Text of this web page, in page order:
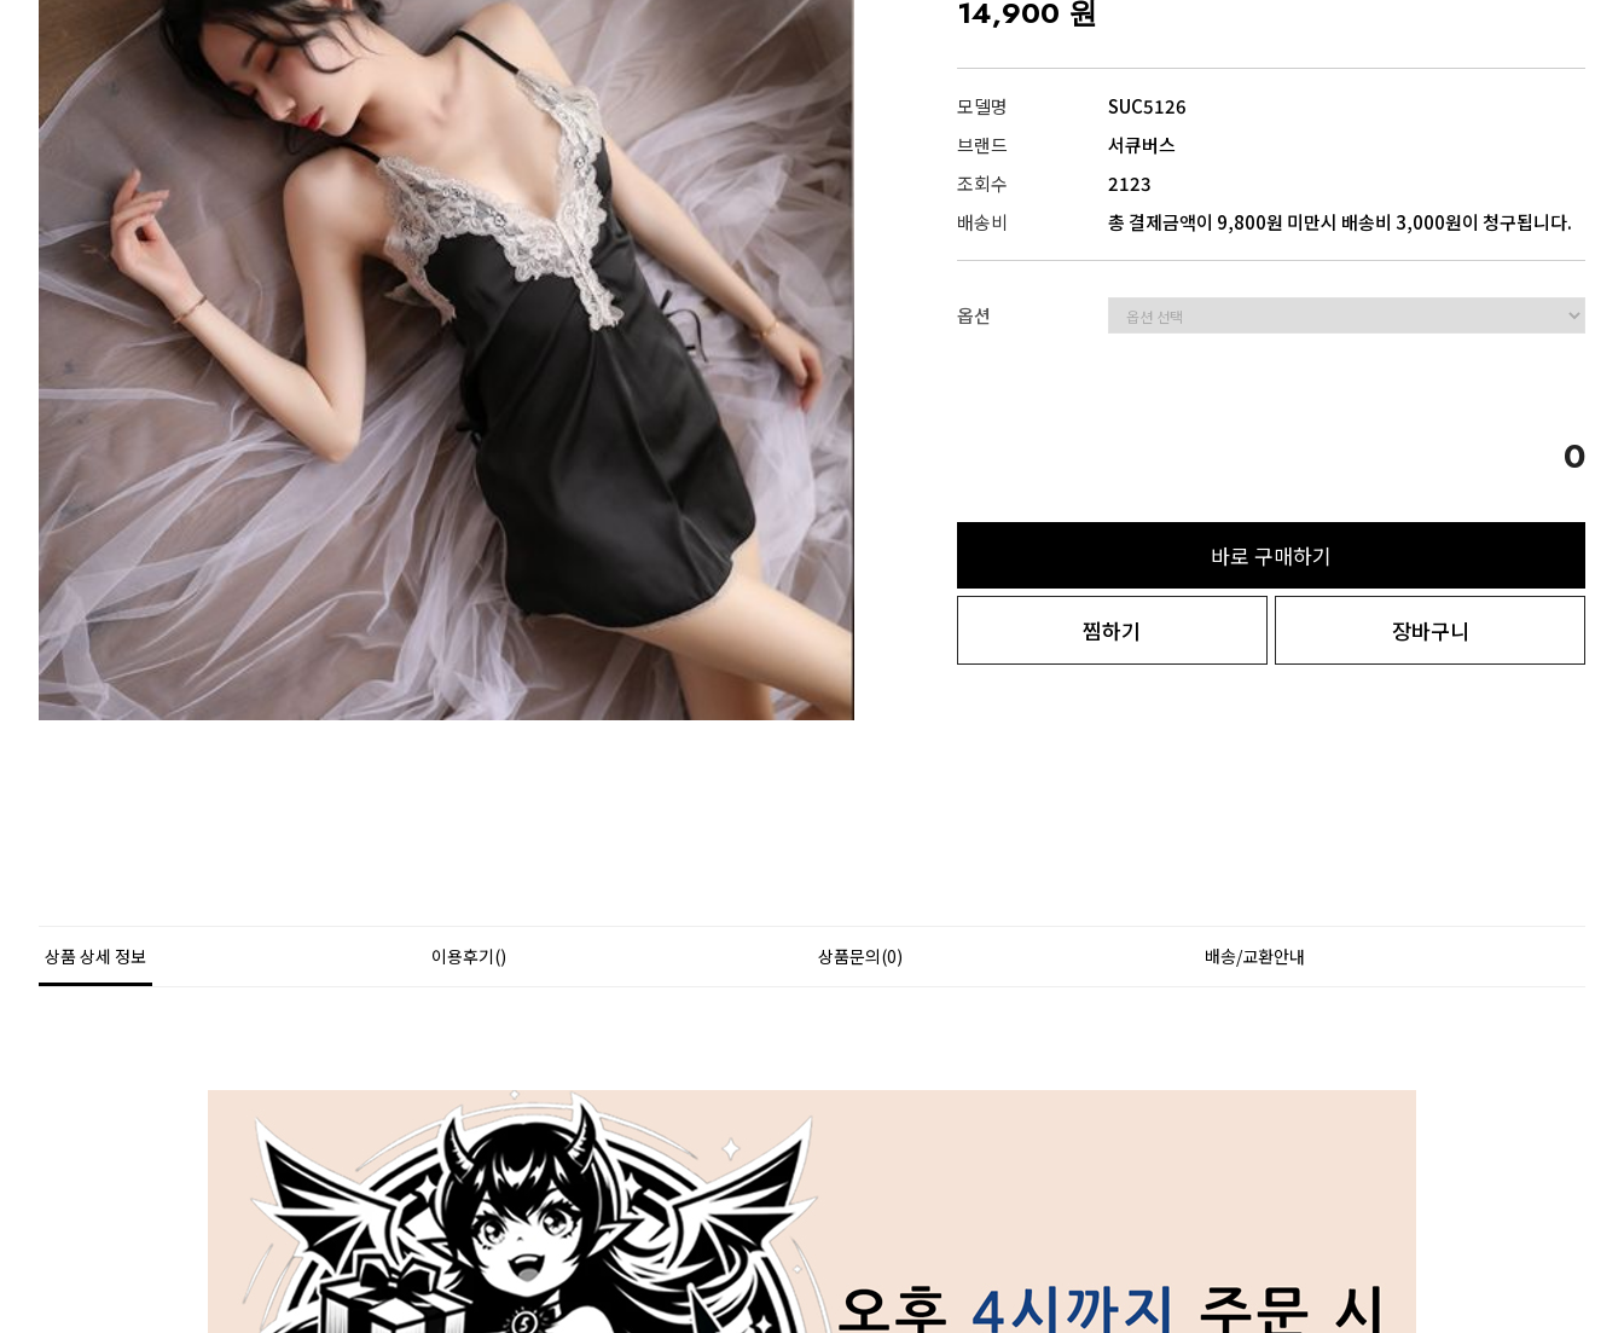
5모음
14,900 원
모델명
SUC5126
브랜드
서큐버스
조회수
2123
배송비
총 결제금액이 9,800원 미만시 배송비 3,000원이 청구됩니다.
옵션
0
바로 구매하기
찜하기 장바구니
상품 상세 정보 이용후기() 상품문의(0) 배송/교환안내